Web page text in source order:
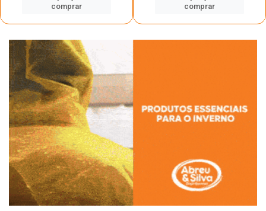
comprar
comprar